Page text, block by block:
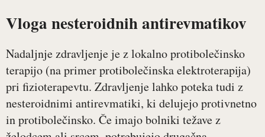
Vloga nesteroidnih antirevmatikov
Nadaljnje zdravljenje je z lokalno protibolečinsko
terapijo (na primer protibolečinska elektroterapija)
pri fizioterapevtu. Zdravljenje lahko poteka tudi z
nesteroidnimi antirevmatiki, ki delujejo protivnetno
in protibolečinsko. Če imajo bolniki težave z